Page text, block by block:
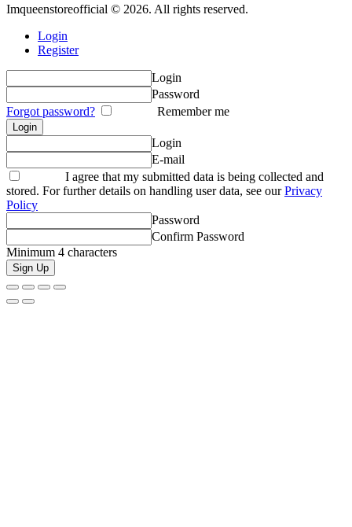
Imqueenstoreofficial © 2026. All rights reserved.
Login
Register
Login
Password
Forgot password?
Remember me
Login
E-mail
I agree that my submitted data is being collected and
stored. For further details on handling user data, see ourPrivacy
Policy
Password
Confirm Password
Minimum 4 characters